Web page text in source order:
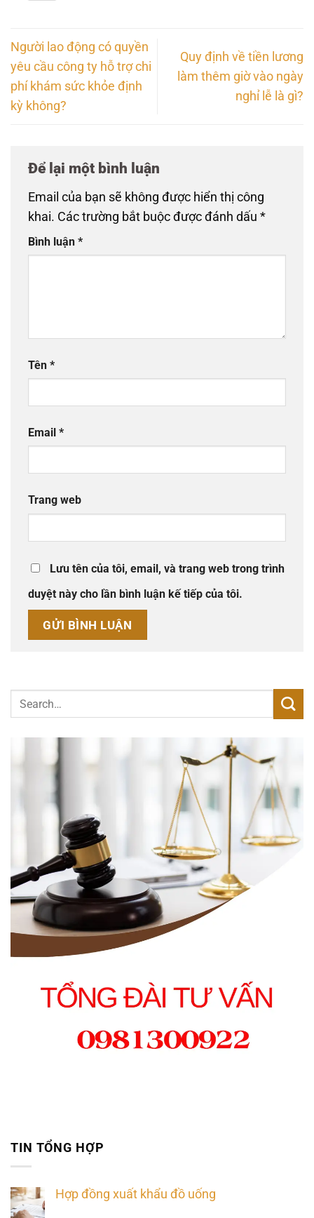
Người lao động có quyền
yêu cầu công ty hỗ trợ chi
phí khám sức khỏe định
kỳ không?
Quy định về tiền lương
làm thêm giờ vào ngày
nghỉ lễ là gì?
Để lại một bình luận
Email của bạn sẽ không được hiển thị công
khai. Các trường bắt buộc được đánh dấu *
Bình luận *
Tên *
Email *
Trang web
Lưu tên của tôi, email, và trang web trong trình
duyệt này cho lần bình luận kế tiếp của tôi.
TIN TỔNG HỢP
Hợp đồng xuất khẩu đồ uống